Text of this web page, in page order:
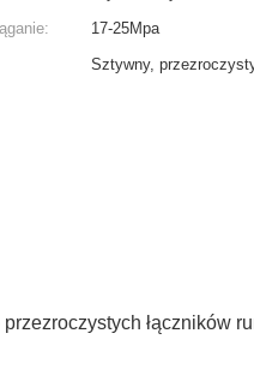
17-25Mpa
Sztywny,
łączników